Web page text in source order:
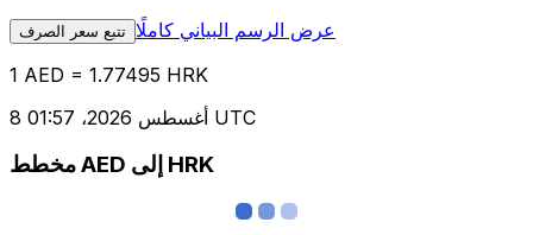
تتبع سعر الصرف عرض الرسم البياني كاملًا
1 AED = 1.77495 HRK
8 أغسطس 2026، 01:57 UTC
مخطط AED إلى HRK